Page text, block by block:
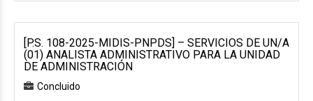
[P.S. 108-2025-MIDIS-PNPDS] – SERVICIOS DE UN/A
(01) ANALISTA ADMINISTRATIVO PARA LA UNIDAD
DE ADMINISTRACIÓN
Concluido